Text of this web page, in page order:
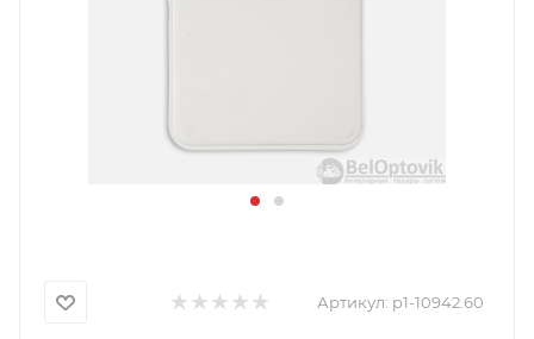
Артикул: p1-10942.60